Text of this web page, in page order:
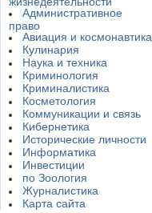
Административное
право
Авиация и космонавтика
Кулинария
Наука и техника
Криминология
Криминалистика
Косметология
Коммуникации и связь
Кибернетика
Исторические личности
Информатика
Инвестиции
по Зоология
Журналистика
Карта сайта